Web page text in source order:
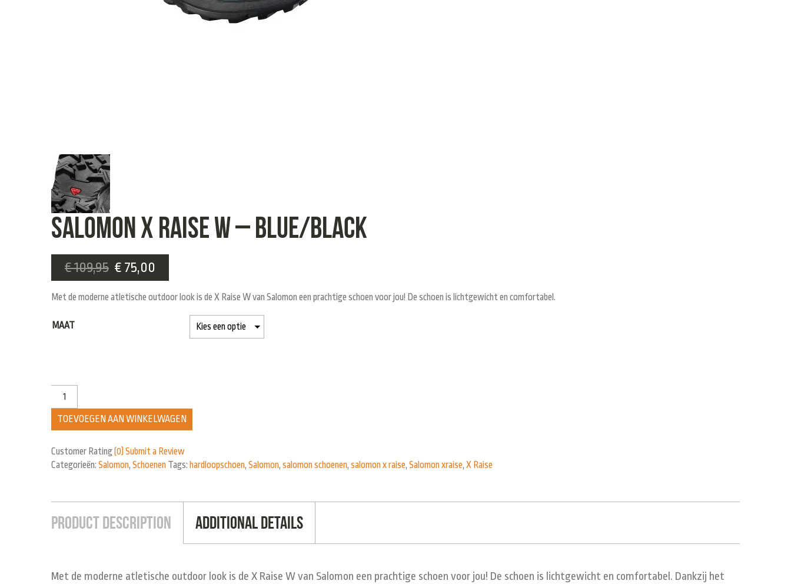
Salomon X Raise W – blue/black
€109,95 € 75,00
Met de moderne atletische outdoor look is de X Raise W van Salomon een prachtige schoen voor jou! De schoen is lichtgewicht en comfortabel.
MAAT
TOEVOEGEN AAN WINKELWAGEN
Customer Rating (0) Submit a Review
Categorieën: Salomon, Schoenen Tags: hardloopschoen, Salomon, salomon schoenen, salomon x raise, Salomon xraise, X Raise
Product Description Additional Details
Met de moderne atletische outdoor look is de X Raise W van Salomon een prachtige schoen voor jou! De schoen is lichtgewicht en comfortabel. Dankzij het